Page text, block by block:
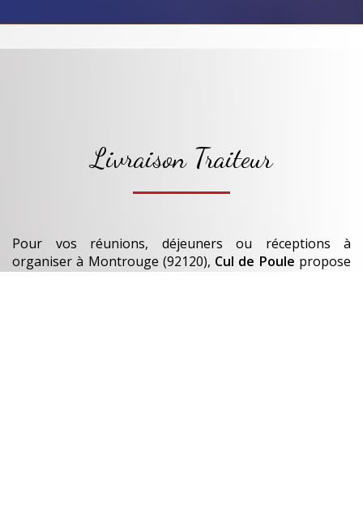
Livraison Traiteur
Pour vos réunions, déjeuners ou réceptions à
organiserà Montrouge (92120), Cul de Poule propose